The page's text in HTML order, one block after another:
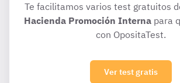
Te facilitamos varios test gratuitos
Hacienda Promoción Internapara
con OpositaTest.
Ver test gratis